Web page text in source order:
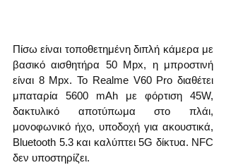
Πίσω είναι τοποθετημένη διπλή κάμερα με
βασικό αισθητήρα 50 Mpx, η μπροστινή
είναι 8 Mpx. Το Realme V60 Pro διαθέτει
μπαταρία 5600 mAh με φόρτιση 45W,
δακτυλικό αποτύπωμα στο πλάι,
μονοφωνικό ήχο, υποδοχή για ακουστικά,
Bluetooth 5.3 και καλύπτει 5G δίκτυα. NFC
δεν υποστηρίζει.